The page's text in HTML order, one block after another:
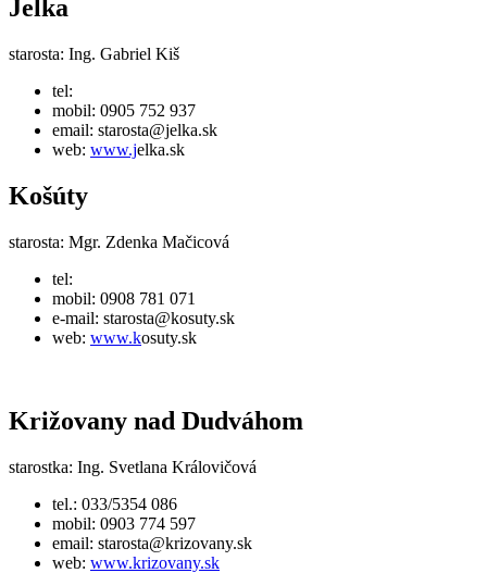
Jelka
starosta: Ing. Gabriel Kiš
tel:
mobil: 0905 752 937
email: starosta@jelka.sk
web: www.jelka.sk
Košúty
starosta: Mgr. Zdenka Mačicová
tel:
mobil: 0908 781 071
e-mail: starosta@kosuty.sk
web: www.kosuty.sk
Križovany nad Dudváhom
starostka: Ing. Svetlana Královičová
tel.: 033/5354 086
mobil: 0903 774 597
email: starosta@krizovany.sk
web: www.krizovany.sk